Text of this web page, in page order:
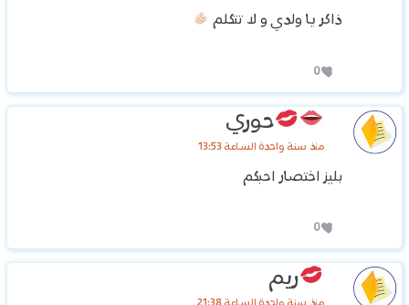
ذاكر يا ولدي و لا تتكلم
0
حوري
منذ سنة واحدة الساعة 13:53
بليز اختصار احبكم
0
ريم